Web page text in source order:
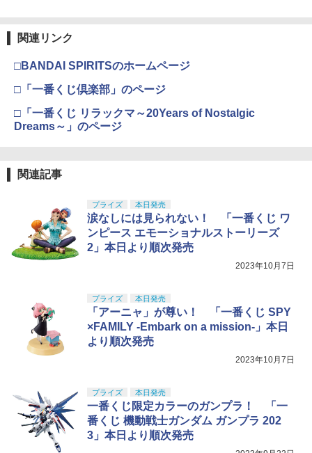
関連リンク
□BANDAI SPIRITSのホームページ
□「一番くじ倶楽部」のページ
□「一番くじ リラックマ～20Years of Nostalgic
Dreams～」のページ
関連記事
プライズ 本日発売
涙なしには見られない！ 「一番くじ ワ
ンピース エモーショナルストーリーズ
2」本日より順次発売
2023年10月7日
プライズ 本日発売
「アーニャ」が尊い！ 「一番くじ SPY
×FAMILY -Embark on a mission-」本日
より順次発売
2023年10月7日
プライズ 本日発売
一番くじ限定カラーのガンプラ！ 「一
番くじ 機動戦士ガンダム ガンプラ 202
3」本日より順次発売